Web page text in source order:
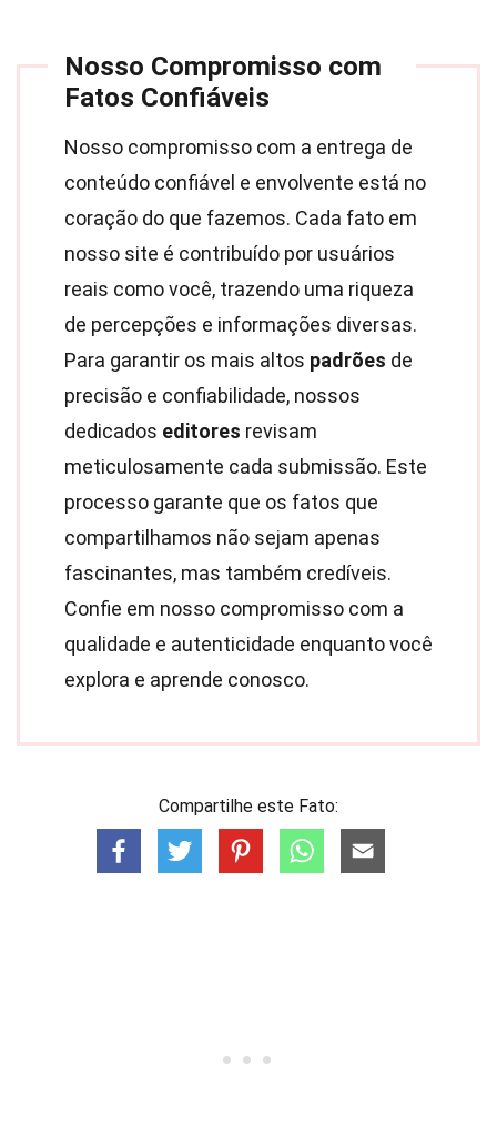
Nosso Compromisso com
Fatos Confiáveis
Nosso compromisso com a entrega de
conteúdo confiável e envolvente está no
coração do que fazemos. Cada fato em
nosso site é contribuído por usuários
reais como você, trazendo uma riqueza
de percepções e informações diversas.
Para garantir os mais altos padrões de
precisão e confiabilidade, nossos
dedicados editores revisam
meticulosamente cada submissão. Este
processo garante que os fatos que
compartilhamos não sejam apenas
fascinantes, mas também credíveis.
Confie em nosso compromisso com a
qualidade e autenticidade enquanto você
explora e aprende conosco.
Compartilhe este Fato: